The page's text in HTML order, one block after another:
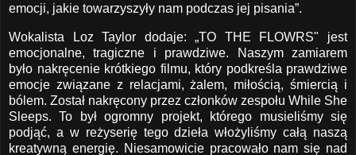
emocji, jakie towarzyszyły nam podczas jej pisania”.
Wokalista Loz Taylor dodaje: „TO THE FLOWRS" jest
emocjonalne, tragiczne i prawdziwe. Naszym zamiarem
było nakręcenie krótkiego filmu, który podkreśla prawdziwe
emocje związane z relacjami, żalem, miłością, śmiercią i
bólem. Został nakręcony przez członków zespołu While She
Sleeps. To był ogromny projekt, którego musieliśmy się
podjąć, a w reżyserię tego dzieła włożyliśmy całą naszą
kreatywną energię. Niesamowicie pracowało nam się nad